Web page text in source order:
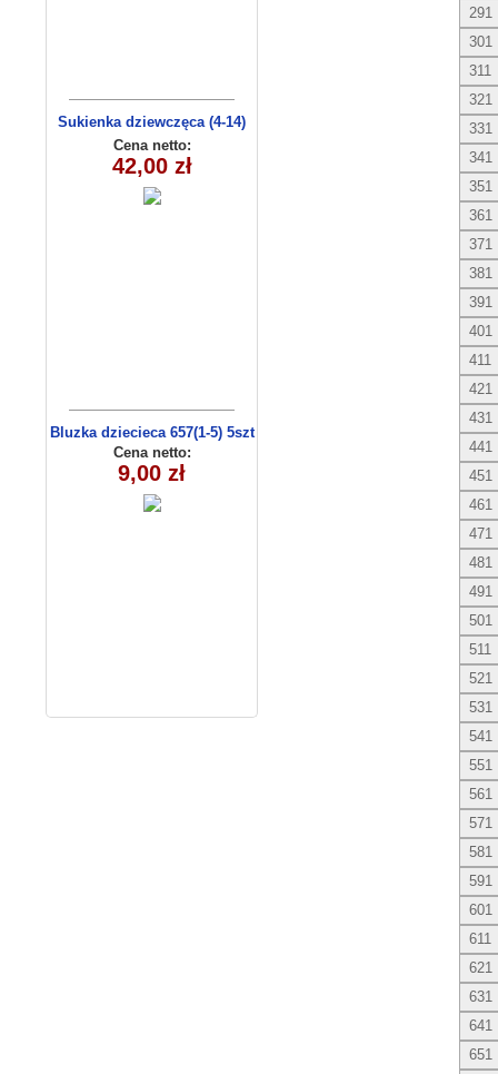
Sukienka dziewczęca (4-14)
C3009
Cena netto:
42,00 zł
Bluzka dziecieca 657(1-5) 5szt
Cena netto:
9,00 zł
291
301
311
321
331
341
351
361
371
381
391
401
411
421
431
441
451
461
471
481
491
501
511
521
531
541
551
561
571
581
591
601
611
621
631
641
651